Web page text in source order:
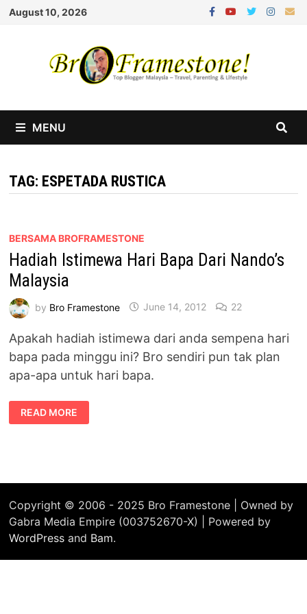
Skip
August 10, 2026
MENU
TAG: ESPETADA RUSTICA
BERSAMA BROFRAMESTONE
Hadiah Istimewa Hari Bapa Dari Nando’s
Malaysia
by Bro Framestone June 14, 2012 22
Apakah hadiah istimewa dari anda sempena hari
bapa pada minggu ini? Bro sendiri pun tak plan
apa-apa untuk hari bapa.
HADIAH
ISTIMEWA
HARI
READ MORE
Copyright © 2006 - 2025 Bro Framestone | Owned by
Gabra Media Empire (003752670-X) | Powered by
WordPress and Bam.